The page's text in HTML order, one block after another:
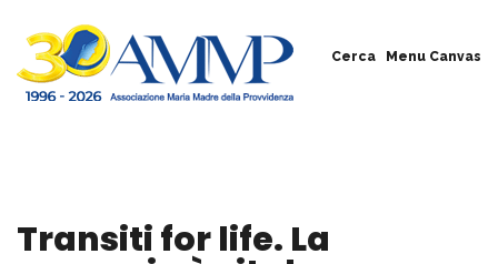
Cerca Menu Canvas
Transiti for life. La